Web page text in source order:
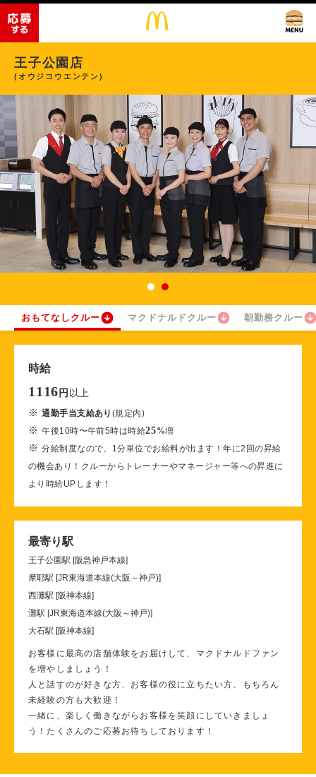
王子公園店
(オウジコウエンテン)
おもてなしクルー マクドナルドクルー 朝勤務クルー
時給
1116 円 以上
※通勤手当支給あり (規定内)
※午後10時〜午前5時は時給25%増
※分給制度なので、1分単位でお給料が出ます！年に2回の昇給
の機会あり！クルーからトレーナーやマネージャー等への昇進に
より時給UPします！
最寄り駅
王子公園駅 [阪急神戸本線]
摩耶駅 [JR東海道本線(大阪～神戸)]
西灘駅 [阪神本線]
灘駅 [JR東海道本線(大阪～神戸)]
大石駅 [阪神本線]
お客様に最高の店舗体験をお届けして、マクドナルドファン
を増やしましょう！
人と話すのが好きな方、お客様の役に立ちたい方、もちろん
未経験の方も大歓迎！
一緒に、楽しく働きながらお客様を笑顔にしていきましょ
う！たくさんのご応募お待ちしております！